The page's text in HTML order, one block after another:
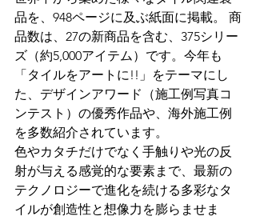
品を、948ページに及ぶ紙面に掲載。 商
品数は、27の新商品を含む、375シリー
ズ（約5,000アイテム）です。今年も
「タイルをアートに!!」をテーマにし
た、デザインアワード（施工例写真コ
ンテスト）の優秀作品や、海外施工例
を多数紹介されています。
色やカタチだけでなく手触りや光の反
射が与える感覚的な要素まで、最新の
テクノロジーで進化を続ける多彩なタ
イルが創造性と想像力を膨らませま